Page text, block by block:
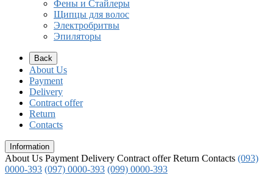
Фены и Стайлеры
Щипцы для волос
Электробритвы
Эпиляторы
Back
About Us
Payment
Delivery
Contract offer
Return
Contacts
Information
About Us Payment Delivery Contract offer Return Contacts (093)
0000-393 (097) 0000-393 (099) 0000-393